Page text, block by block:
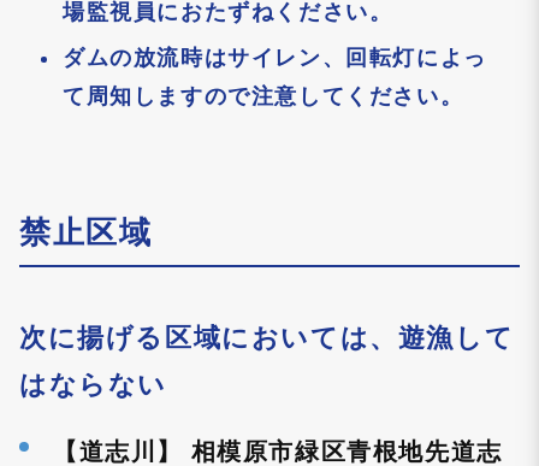
場監視員におたずねください。
ダムの放流時はサイレン、回転灯によっ
て周知しますので注意してください。
禁止区域
次に揚げる区域においては、遊漁して
はならない
【道志川】 相模原市緑区青根地先道志